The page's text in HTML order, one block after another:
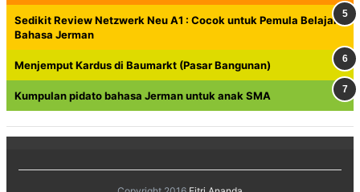
Sedikit Review Netzwerk Neu A1 : Cocok untuk Pemula Belajar
Bahasa Jerman
Menjemput Kardus di Baumarkt (Pasar Bangunan)
Kumpulan pidato bahasa Jerman untuk anak SMA